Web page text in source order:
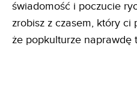
świadomość i poczucie
zrobisz z czasem, który ci
że popkulturze naprawdę